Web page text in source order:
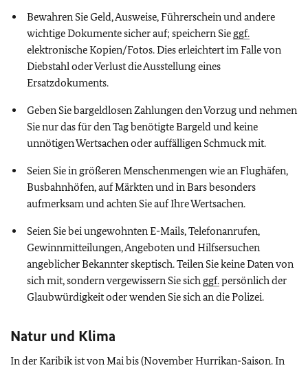
Bewahren Sie Geld, Ausweise, Führerschein und andere
wichtige Dokumente sicher auf; speichern Sie ggf.
elektronische Kopien/Fotos. Dies erleichtert im Falle von
Diebstahl oder Verlust die Ausstellung eines
Ersatzdokuments.
Geben Sie bargeldlosen Zahlungen den Vorzug und nehmen
Sie nur das für den Tag benötigte Bargeld und keine
unnötigen Wertsachen oder auffälligen Schmuck mit.
Seien Sie in größeren Menschenmengen wie an Flughäfen,
Busbahnhöfen, auf Märkten und in Bars besonders
aufmerksam und achten Sie auf Ihre Wertsachen.
Seien Sie bei ungewohnten E-Mails, Telefonanrufen,
Gewinnmitteilungen, Angeboten und Hilfsersuchen
angeblicher Bekannter skeptisch. Teilen Sie keine Daten von
sich mit, sondern vergewissern Sie sich ggf.persönlich der
Glaubwürdigkeit oder wenden Sie sich an die Polizei.
Natur und Klima
In der Karibik ist von Mai bis (November Hurrikan-Saison. In